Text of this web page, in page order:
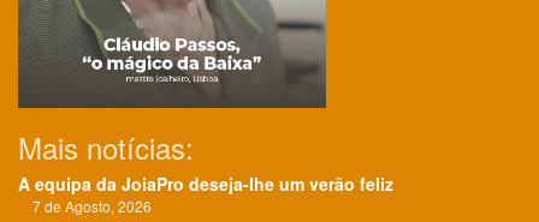
Mais notícias:
A equipa da JoiaPro deseja-lhe um verão feliz
7 de Agosto, 2026